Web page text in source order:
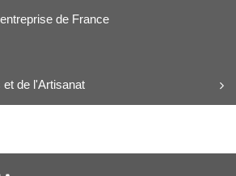
de France
de l'Artisanat